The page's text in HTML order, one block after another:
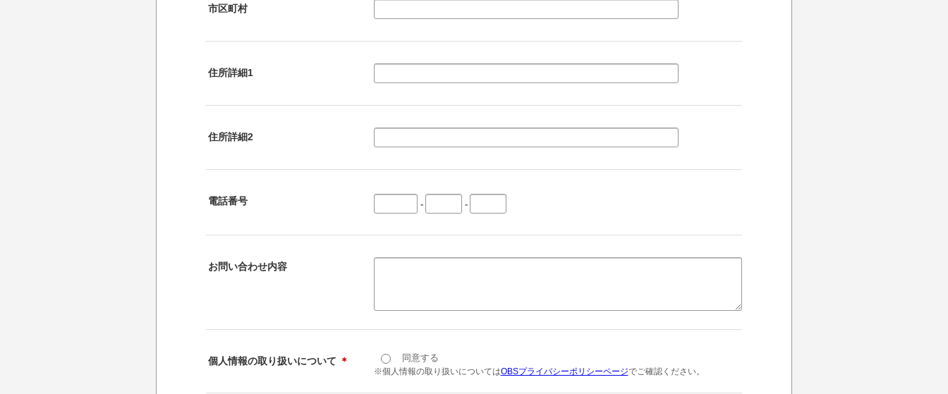
市区町村
住所詳細1
住所詳細2
電話番号 - -
お問い合わせ内容
個人情報の取り扱いについて ＊ 同意する
※個人情報の取り扱いについてはOBSプライバシーポリシーページでご確認ください。